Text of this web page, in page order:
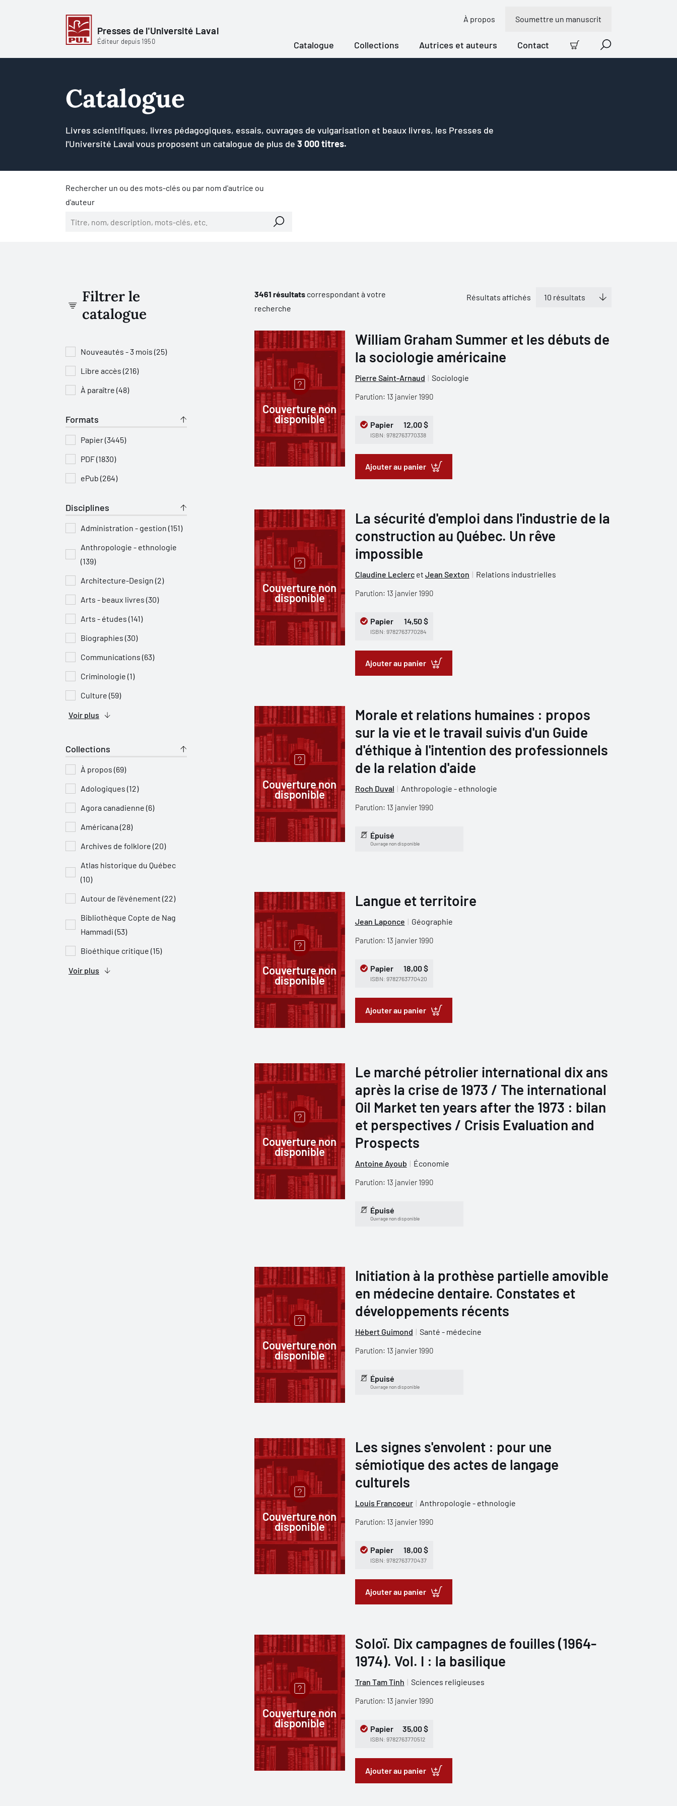
Presses de l'Université Laval
Éditeur depuis 1950
À propos Soumettre un manuscrit
Catalogue Collections Autrices et auteurs Contact
Panier Recherche
Catalogue
Livres scientifiques, livres pédagogiques, essais, ouvrages de vulgarisation et beaux livres, les Presses de
l'Université Laval vous proposent un catalogue de plus de 3 000 titres.
Rechercher un ou des mots-clés ou par nom d'autrice ou
d'auteur
Filtrer le
catalogue
Nouveautés - 3 mois (25)
Libre accès (216)
À paraître (48)
Formats
Papier (3445)
PDF (1830)
ePub (264)
Disciplines
Administration - gestion (151)
Anthropologie - ethnologie
(139)
Architecture-Design (2)
Arts - beaux livres (30)
Arts - études (141)
Biographies (30)
Communications (63)
Criminologie (1)
Culture (59)
Voir plus
Collections
À propos (69)
Adologiques (12)
Agora canadienne (6)
Américana (28)
Archives de folklore (20)
Atlas historique du Québec
(10)
Autour de l'événement (22)
Bibliothèque Copte de Nag
Hammadi (53)
Bioéthique critique (15)
Voir plus
3461 résultatscorrespondant à votre
recherche
Résultats affichés
Couverture non
disponible
William Graham Summer et les débuts de
la sociologie américaine
Pierre Saint-Arnaud Sociologie
Parution: 13 janvier 1990
Papier 12,00 $
ISBN: 9782763770338
Ajouter au panier
Couverture non
disponible
La sécurité d'emploi dans l'industrie de la
construction au Québec. Un rêve
impossible
Claudine Leclercet Jean Sexton Relations industrielles
Parution: 13 janvier 1990
Papier 14,50 $
ISBN: 9782763770284
Ajouter au panier
Couverture non
disponible
Morale et relations humaines : propos
sur la vie et le travail suivis d'un Guide
d'éthique à l'intention des professionnels
de la relation d'aide
Roch Duval Anthropologie - ethnologie
Parution: 13 janvier 1990
Épuisé
Ouvrage non disponible
Couverture non
disponible
Langue et territoire
Jean Laponce Géographie
Parution: 13 janvier 1990
Papier 18,00 $
ISBN: 9782763770420
Ajouter au panier
Couverture non
disponible
Le marché pétrolier international dix ans
après la crise de 1973 / The international
Oil Market ten years after the 1973 : bilan
et perspectives / Crisis Evaluation and
Prospects
Antoine Ayoub Économie
Parution: 13 janvier 1990
Épuisé
Ouvrage non disponible
Couverture non
disponible
Initiation à la prothèse partielle amovible
en médecine dentaire. Constates et
développements récents
Hébert Guimond Santé - médecine
Parution: 13 janvier 1990
Épuisé
Ouvrage non disponible
Couverture non
disponible
Les signes s'envolent : pour une
sémiotique des actes de langage
culturels
Louis Francoeur Anthropologie - ethnologie
Parution: 13 janvier 1990
Papier 18,00 $
ISBN: 9782763770437
Ajouter au panier
Couverture non
disponible
Soloï. Dix campagnes de fouilles (1964-
1974). Vol. I : la basilique
Tran Tam Tinh Sciences religieuses
Parution: 13 janvier 1990
Papier 35,00 $
ISBN: 9782763770512
Ajouter au panier